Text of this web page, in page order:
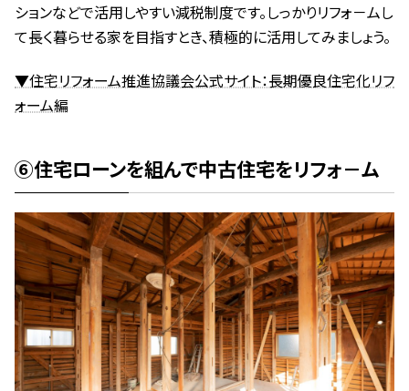
ションなどで活用しやすい減税制度です。しっかりリフォ－ムし
て長く暮らせる家を目指すとき、積極的に活用してみましょう。
▼住宅リフォーム推進協議会公式サイト：長期優良住宅化リフ
ォーム編
⑥住宅ローンを組んで中古住宅をリフォ－ム